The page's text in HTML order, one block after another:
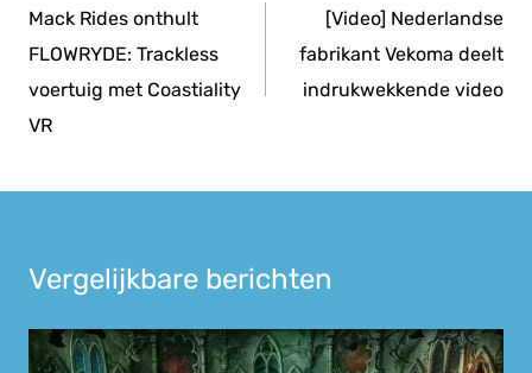
navigatie
Mack Rides onthult
FLOWRYDE: Trackless
voertuig met Coastiality
VR
[Video] Nederlandse
fabrikant Vekoma deelt
indrukwekkende video
Vergelijkbare berichten